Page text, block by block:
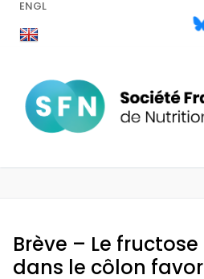
AllerENGL
Brève – Le
dans le côlon